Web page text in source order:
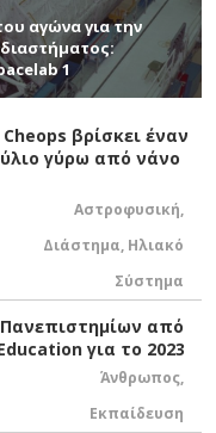
αγώνα για την
1
βρίσκει έναν
γύρω από νάνο
Αστροφυσική,
Διάστημα, Ηλιακό
Σύστημα
από
για το 2023
Άνθρωπος,
Εκπαίδευση